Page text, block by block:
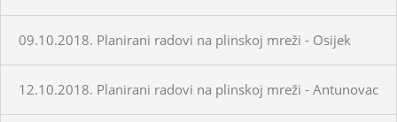
09.10.2018. Planirani radovi na plinskoj mreži - Osijek
12.10.2018. Planirani radovi na plinskoj mreži - Antunovac